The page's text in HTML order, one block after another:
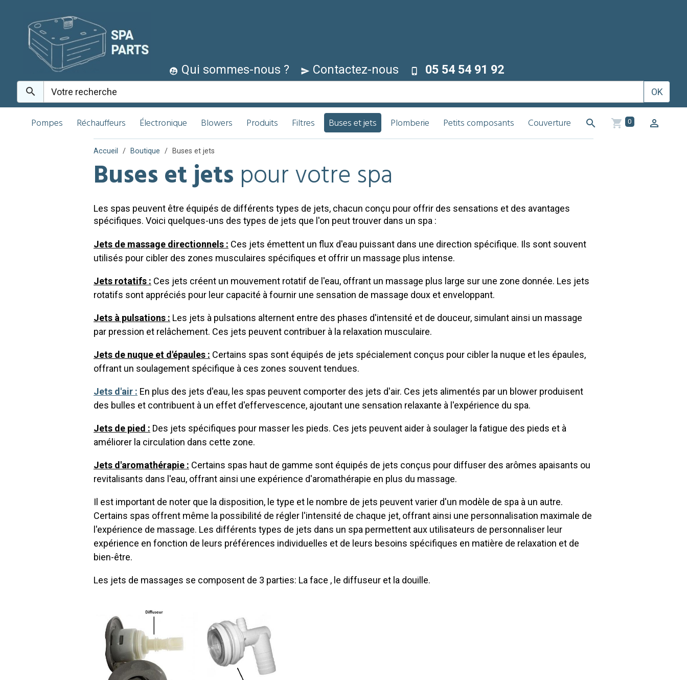
Qui sommes-nous ? Contactez-nous 05 54 54 91 92
OK
Pompes Réchauffeurs Électronique Blowers Produits Filtres Buses et jets Plomberie Petits composants Couverture 0
Accueil Boutique Buses et jets
Buses et jetspour votre spa
Les spas peuvent être équipés de différents types de jets, chacun conçu pour offrir des sensations et des avantages
spécifiques. Voici quelques-uns des types de jets que l'on peut trouver dans un spa :
Jets de massage directionnels : Ces jets émettent un flux d'eau puissant dans une direction spécifique. Ils sont souvent
utilisés pour cibler des zones musculaires spécifiques et offrir un massage plus intense.
Jets rotatifs : Ces jets créent un mouvement rotatif de l'eau, offrant un massage plus large sur une zone donnée. Les jets
rotatifs sont appréciés pour leur capacité à fournir une sensation de massage doux et enveloppant.
Jets à pulsations : Les jets à pulsations alternent entre des phases d'intensité et de douceur, simulant ainsi un massage
par pression et relâchement. Ces jets peuvent contribuer à la relaxation musculaire.
Jets de nuque et d'épaules : Certains spas sont équipés de jets spécialement conçus pour cibler la nuque et les épaules,
offrant un soulagement spécifique à ces zones souvent tendues.
Jets d'air : En plus des jets d'eau, les spas peuvent comporter des jets d'air. Ces jets alimentés par un blower produisent
des bulles et contribuent à un effet d'effervescence, ajoutant une sensation relaxante à l'expérience du spa.
Jets de pied : Des jets spécifiques pour masser les pieds. Ces jets peuvent aider à soulager la fatigue des pieds et à
améliorer la circulation dans cette zone.
Jets d'aromathérapie : Certains spas haut de gamme sont équipés de jets conçus pour diffuser des arômes apaisants ou
revitalisants dans l'eau, offrant ainsi une expérience d'aromathérapie en plus du massage.
Il est important de noter que la disposition, le type et le nombre de jets peuvent varier d'un modèle de spa à un autre.
Certains spas offrent même la possibilité de régler l'intensité de chaque jet, offrant ainsi une personnalisation maximale de
l'expérience de massage. Les différents types de jets dans un spa permettent aux utilisateurs de personnaliser leur
expérience en fonction de leurs préférences individuelles et de leurs besoins spécifiques en matière de relaxation et de
bien-être.
Les jets de massages se composent de 3 parties: La face , le diffuseur et la douille.